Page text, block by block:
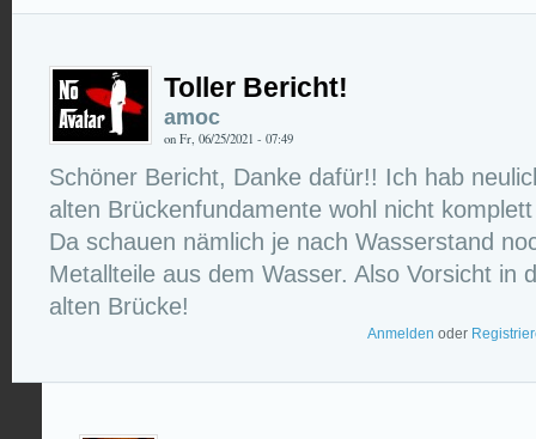
Toller Bericht!
amoc
on Fr, 06/25/2021 - 07:49
Schöner Bericht, Danke dafür!! Ich hab
alten Brückenfundamente wohl nicht
Da schauen nämlich je nach Wasserstand
Metallteile aus dem Wasser. Also Vorsicht in
alten Brücke!
Anmelden oder